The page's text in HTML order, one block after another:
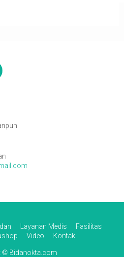
Layanan Medis
Fasilitas
Video Kontak
© Bidanokta.com